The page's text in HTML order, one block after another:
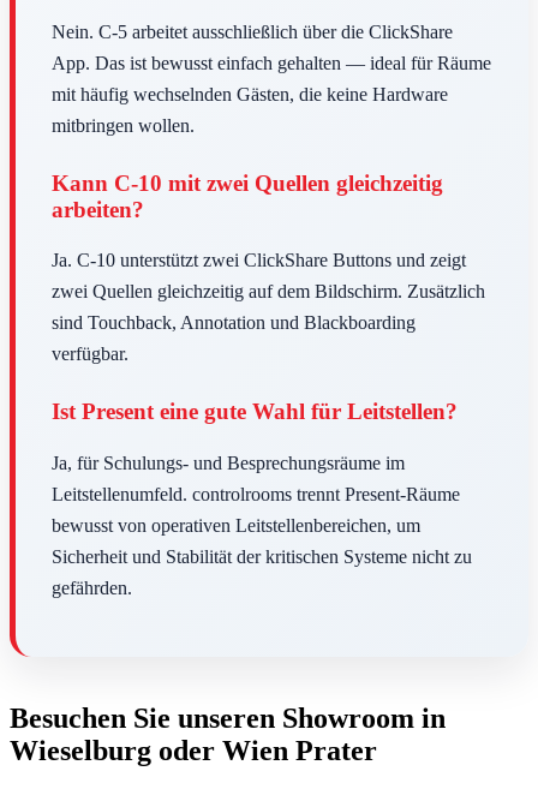
Nein. C-5 arbeitet ausschließlich über die ClickShare
App. Das ist bewusst einfach gehalten — ideal für Räume
mit häufig wechselnden Gästen, die keine Hardware
mitbringen wollen.
Kann C-10 mit zwei Quellen gleichzeitig
arbeiten?
Ja. C-10 unterstützt zwei ClickShare Buttons und zeigt
zwei Quellen gleichzeitig auf dem Bildschirm. Zusätzlich
sind Touchback, Annotation und Blackboarding
verfügbar.
Ist Present eine gute Wahl für Leitstellen?
Ja, für Schulungs- und Besprechungsräume im
Leitstellenumfeld. controlrooms trennt Present-Räume
bewusst von operativen Leitstellenbereichen, um
Sicherheit und Stabilität der kritischen Systeme nicht zu
gefährden.
Besuchen Sie unseren Showroom in
Wieselburg oder Wien Prater